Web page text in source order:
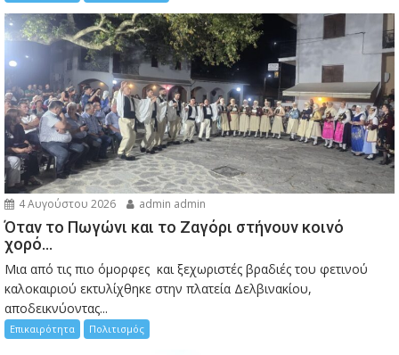
4 Αυγούστου 2026 admin admin
Όταν το Πωγώνι και το Ζαγόρι στήνουν κοινό
χορό…
Μια από τις πιο όμορφες και ξεχωριστές βραδιές του φετινού
καλοκαιριού εκτυλίχθηκε στην πλατεία Δελβινακίου,
αποδεικνύοντας...
Επικαιρότητα Πολιτισμός